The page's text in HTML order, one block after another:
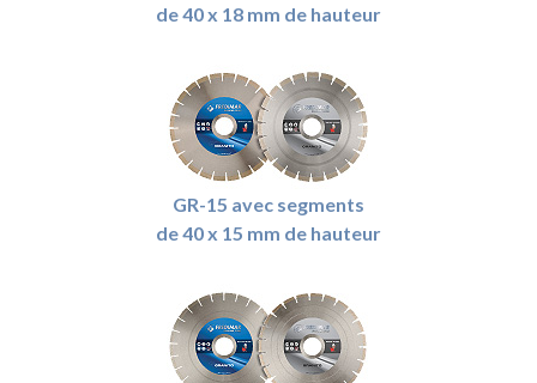
de 40 x 18 mm de hauteur
GR-15 avec segments
de 40 x 15 mm de hauteur